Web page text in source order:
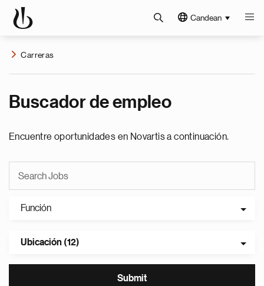
Candean
Carreras
Buscador de empleo
Encuentre oportunidades en Novartis a continuación.
Función
Ubicación (12)